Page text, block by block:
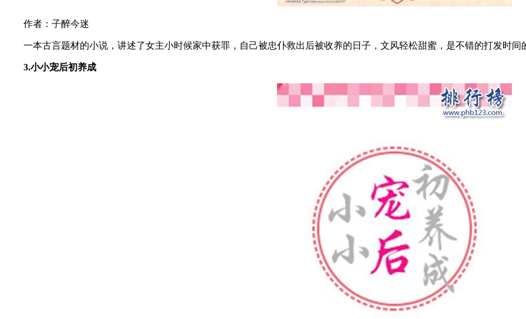
作者：子醉今迷
一本古言题材的小说，讲述了女主小时候家中获罪，自己被忠仆救出后被收养的日子，文风轻松甜蜜，是不错的打发时间
3.小小宠后初养成